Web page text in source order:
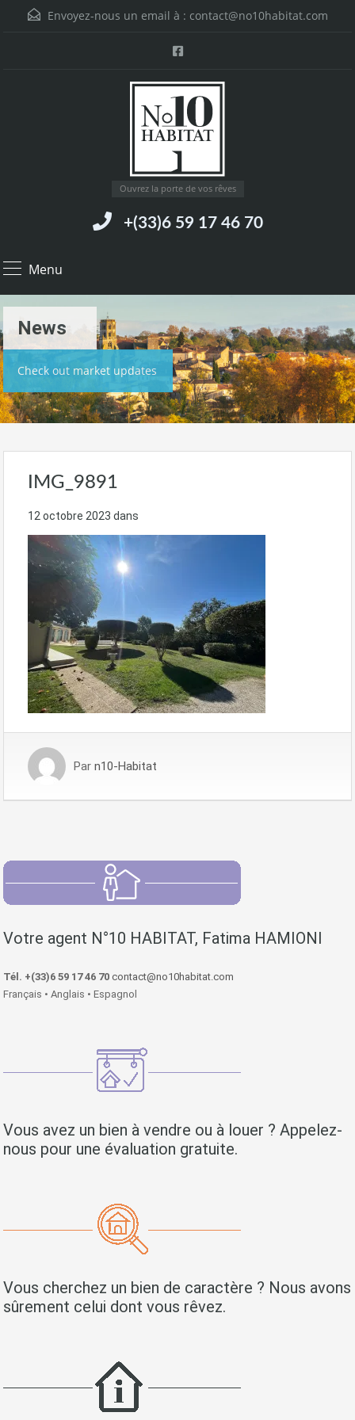
Envoyez-nous un email à : contact@no10habitat.com
Ouvrez la porte de vos rêves
+(33)6 59 17 46 70
Menu
News
Check out market updates
IMG_9891
12 octobre 2023 dans
Par n10-Habitat
Votre agent N°10 HABITAT, Fatima HAMIONI
Tél. +(33)6 59 17 46 70 contact@no10habitat.com
Français • Anglais • Espagnol
Vous avez un bien à vendre ou à louer ? Appelez-
nous pour une évaluation gratuite.
Vous cherchez un bien de caractère ? Nous avons
sûrement celui dont vous rêvez.